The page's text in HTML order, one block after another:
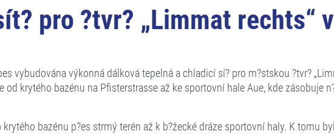
pro ?tvr? „Limmat rechts“
vybudována výkonná dálková tepelná a chladicí sí? pro m?stskou ?tvr?
od krytého bazénu na Pfisterstrasse až ke sportovní hale Aue, kde zásobuje
bazénu p?es strmý terén až k b?žecké dráze sportovní haly. K tomu